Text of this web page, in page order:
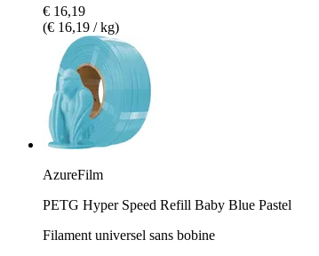
€ 16,19
(€ 16,19 / kg)
AzureFilm
PETG Hyper Speed Refill Baby Blue Pastel
Filament universel sans bobine